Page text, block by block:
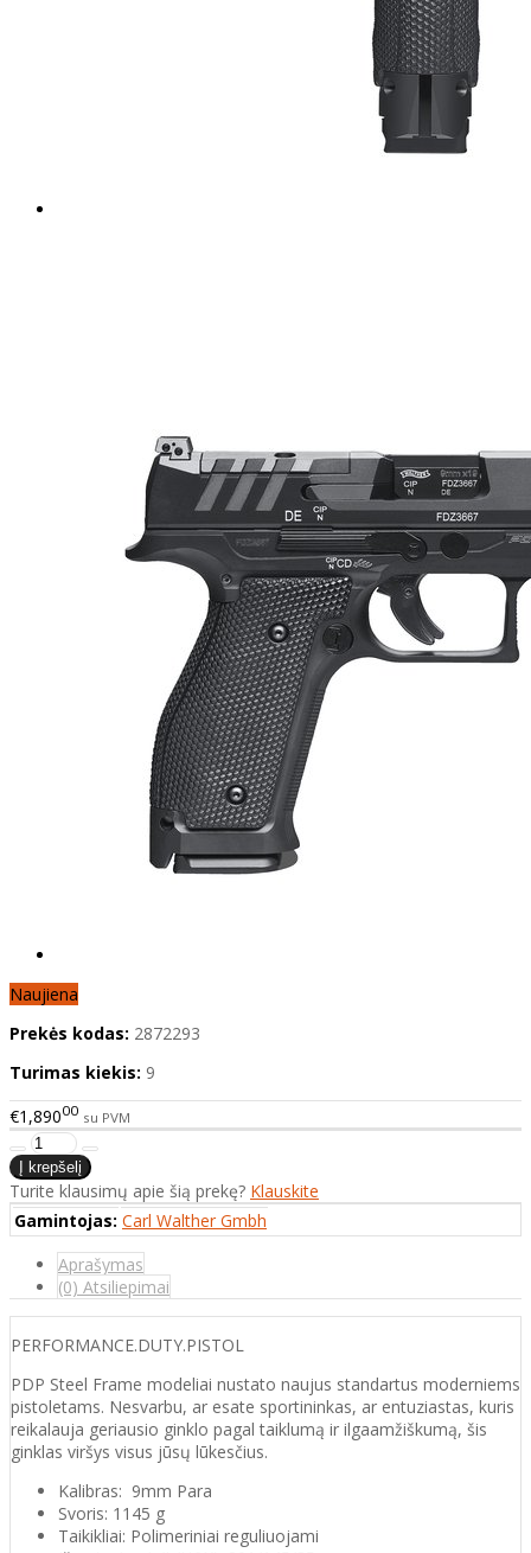
Naujiena
Prekės kodas: 2872293
Turimas kiekis: 9
€1,89000 su PVM
Turite klausimų apie šią prekę? Klauskite
Gamintojas: Carl Walther Gmbh
Aprašymas
(0) Atsiliepimai
PERFORMANCE.DUTY.PISTOL
PDP Steel Frame modeliai nustato naujus standartus moderniems
pistoletams. Nesvarbu, ar esate sportininkas, ar entuziastas, kuris
reikalauja geriausio ginklo pagal taiklumą ir ilgaamžiškumą, šis
ginklas viršys visus jūsų lūkesčius.
Kalibras: 9mm Para
Svoris: 1145 g
Taikikliai: Polimeriniai reguliuojami